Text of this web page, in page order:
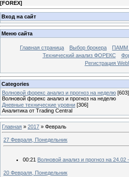
[FOREX]
Вход на сайт
Меню сайта
Главная страница Выбор брокера ПАММ
Технический анализ ФОРЕКС
Регистрация
Categories
Волновой форекс анализ и прогноз на неделю [603]
Волновой форекс анализ и прогноз на неделю
Дневные технические уровни [306]
Аналитика от Trading Central
Главная » 2017 » Февраль
27 Февраля, Понедельник
00:21 Волновой анализ и прогноз на 24.02
20 Февраля, Понедельник